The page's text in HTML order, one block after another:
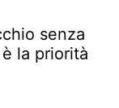
senza
la priorità